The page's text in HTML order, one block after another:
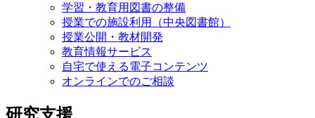
学習・教育用図書の整備
授業での施設利用（中央図書館）
授業公開・教材開発
教育情報サービス
自宅で使える電子コンテンツ
オンラインでのご相談